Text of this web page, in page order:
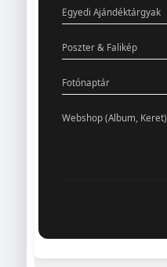
Egyedi Ajándéktárgyak
Poszter & Falikép
Fotónaptár
Webshop (Album, Keret)